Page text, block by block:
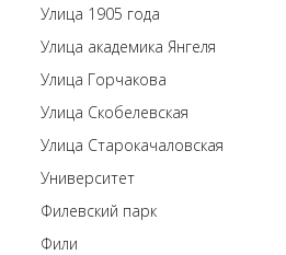
Улица 1905 года
Улица академика Янгеля
Улица Горчакова
Улица Скобелевская
Улица Старокачаловская
Университет
Филевский парк
Фили